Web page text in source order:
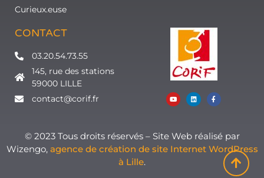
Curieux.euse
CONTACT
03.20.54.73.55
145, rue des stations
59000 LILLE
contact@corif.fr
© 2023 Tous droits réservés – Site Web réalisé par
Wizengo, agence de création de site Internet WordPress
à Lille.